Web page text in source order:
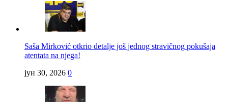
Saša Mirković otkrio detalje još jednog stravičnog pokušaja
atentata na njega!
јун 30, 2026 0